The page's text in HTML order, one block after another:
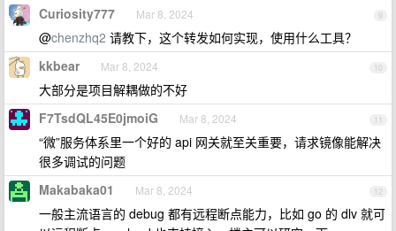
9
Curiosity777 Mar 8, 2024
@chenzhq2 请教下，这个转发如何实现，使用什么工具？
10
kkbear Mar 8, 2024
大部分是项目解耦做的不好
11
F7TsdQL45E0jmoiG Mar 8, 2024
“微”服务体系里一个好的 api 网关就至关重要，请求镜像能解决
很多调试的问题
12
Makabaka01 Mar 8, 2024
一般主流语言的 debug 都有远程断点能力，比如 go 的 dlv 就可